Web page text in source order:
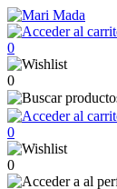
0
0
0
0